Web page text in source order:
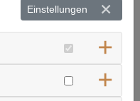
und
aus den Bereichen
Transport.
werden manuelle,
Einstellungen